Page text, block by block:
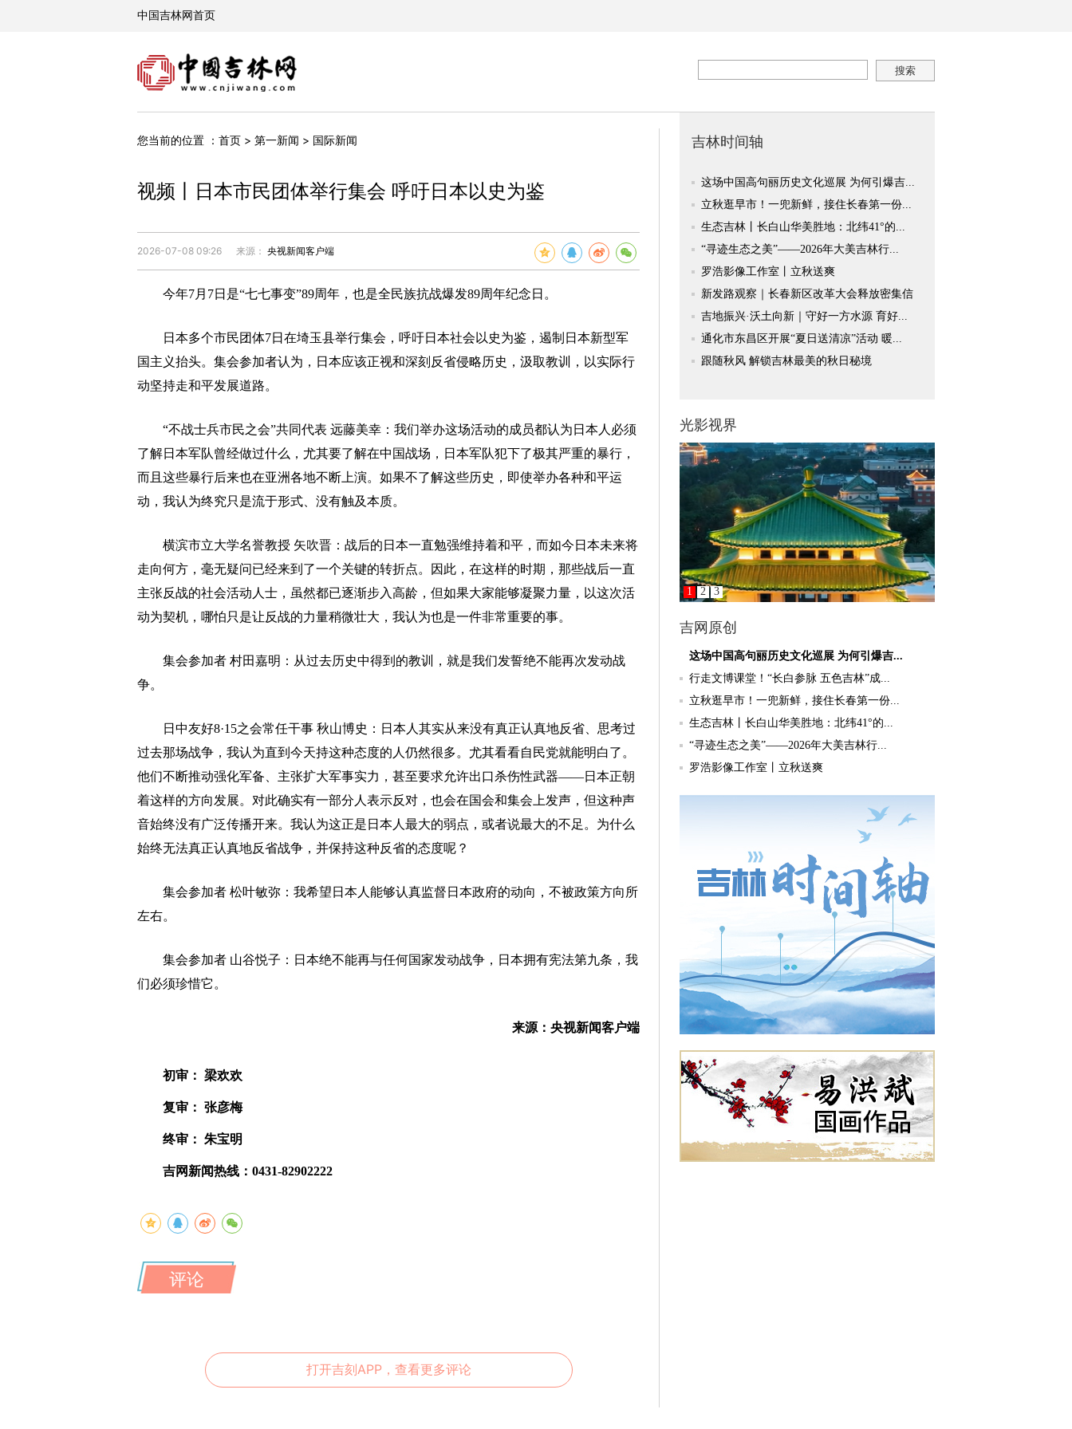
您当前的位置 ： 首页 > 第一新闻 > 国际新闻
视频丨日本市民团体举行集会 呼吁日本以史为鉴
2026-07-08 09:26 来源： 央视新闻客户端
今年7月7日是“七七事变”89周年，也是全民族抗战爆发89周年纪念日。
日本多个市民团体7日在埼玉县举行集会，呼吁日本社会以史为鉴，遏制日本新型军
国主义抬头。集会参加者认为，日本应该正视和深刻反省侵略历史，汲取教训，以实际行
动坚持走和平发展道路。
“不战士兵市民之会”共同代表 远藤美幸：我们举办这场活动的成员都认为日本人必须
了解日本军队曾经做过什么，尤其要了解在中国战场，日本军队犯下了极其严重的暴行，
而且这些暴行后来也在亚洲各地不断上演。如果不了解这些历史，即使举办各种和平运
动，我认为终究只是流于形式、没有触及本质。
横滨市立大学名誉教授 矢吹晋：战后的日本一直勉强维持着和平，而如今日本未来将
走向何方，毫无疑问已经来到了一个关键的转折点。因此，在这样的时期，那些战后一直
主张反战的社会活动人士，虽然都已逐渐步入高龄，但如果大家能够凝聚力量，以这次活
动为契机，哪怕只是让反战的力量稍微壮大，我认为也是一件非常重要的事。
集会参加者 村田嘉明：从过去历史中得到的教训，就是我们发誓绝不能再次发动战
争。
日中友好8·15之会常任干事 秋山博史：日本人其实从来没有真正认真地反省、思考过
过去那场战争，我认为直到今天持这种态度的人仍然很多。尤其看看自民党就能明白了。
他们不断推动强化军备、主张扩大军事实力，甚至要求允许出口杀伤性武器——日本正朝
着这样的方向发展。对此确实有一部分人表示反对，也会在国会和集会上发声，但这种声
音始终没有广泛传播开来。我认为这正是日本人最大的弱点，或者说最大的不足。为什么
始终无法真正认真地反省战争，并保持这种反省的态度呢？
集会参加者 松叶敏弥：我希望日本人能够认真监督日本政府的动向，不被政策方向所
左右。
集会参加者 山谷悦子：日本绝不能再与任何国家发动战争，日本拥有宪法第九条，我
们必须珍惜它。
来源：央视新闻客户端
初审： 梁欢欢
复审： 张彦梅
终审： 朱宝明
吉网新闻热线：0431-82902222
评论
打开吉刻APP，查看更多评论